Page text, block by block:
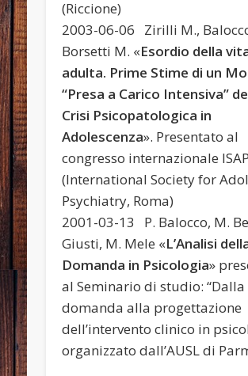
(Riccione)
2003-06-06 Zirilli M.,
Borsetti M. «Esordio della
adulta. Prime Stime di un
“Presa a Carico Intensiva”
Crisi Psicopatologica in
Adolescenza». Presentato al
congresso internazionale ISAP
(International Society for
Psychiatry, Roma)
2001-03-13 P. Balocco, M.
Giusti, M. Mele «L’Analisi
Domanda in Psicologia»
al Seminario di studio: “Dalla
domanda alla progettazione
dell’intervento clinico in
organizzato dall’AUSL di